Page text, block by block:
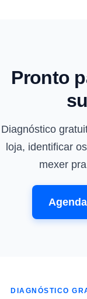
Pronto
Diagnóstico
loja, identificar
mexer
DIAGNÓSTICO